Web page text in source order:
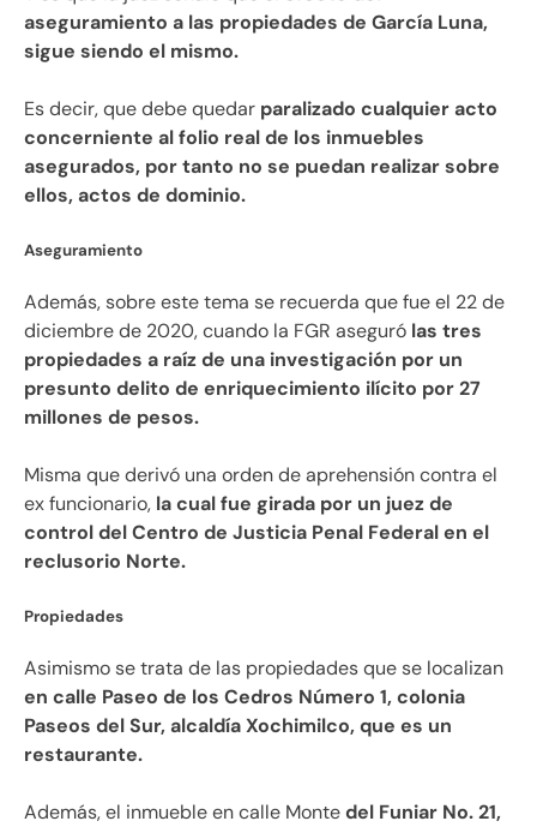
aseguramiento a las propiedades de García Luna,
sigue siendo el mismo.
Es decir, que debe quedar paralizado cualquier acto
concerniente al folio real de los inmuebles
asegurados, por tanto no se puedan realizar sobre
ellos, actos de dominio.
Aseguramiento
Además, sobre este tema se recuerda que fue el 22 de
diciembre de 2020, cuando la FGR aseguró las tres
propiedades a raíz de una investigación por un
presunto delito de enriquecimiento ilícito por 27
millones de pesos.
Misma que derivó una orden de aprehensión contra el
ex funcionario, la cual fue girada por un juez de
control del Centro de Justicia Penal Federal en el
reclusorio Norte.
Propiedades
Asimismo se trata de las propiedades que se localizan
en calle Paseo de los Cedros Número 1, colonia
Paseos del Sur, alcaldía Xochimilco, que es un
restaurante.
Además, el inmueble en calle Montedel Funiar No. 21,